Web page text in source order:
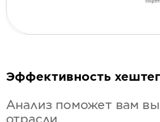
Эффективность
Анализ поможет вам